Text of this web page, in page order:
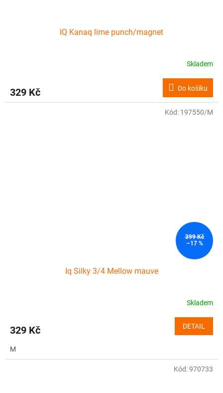
IQ Kanaq lime punch/magnet
Skladem
329 Kč Do košíku
399 Kč
–17 %
Iq Silky 3/4 Mellow mauve
Skladem
329 Kč DETAIL
M
Kód: 197550/M
Kód:970733